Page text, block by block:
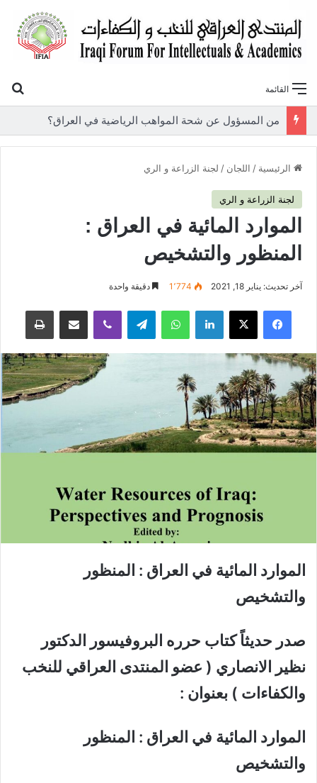
القائمة
الرئيسية / اللجان / لجنة الزراعة و الري
لجنة الزراعة و الري
الموارد المائیة في العراق :
المنظور والتشخیص
آخر تحديث: يناير 18, 2021 1٬774 دقيقة واحدة
فيسبوك لينكدإن واتساب
الموارد المائیة في العراق : المنظور
والتشخیص
صدر حدیثاً كتاب حرره البروفیسور الدكتور
نظیر الانصاري ( عضو المنتدى العراقي للنخب
والكفاءات ) بعنوان :
الموارد المائیة في العراق : المنظور
والتشخیص